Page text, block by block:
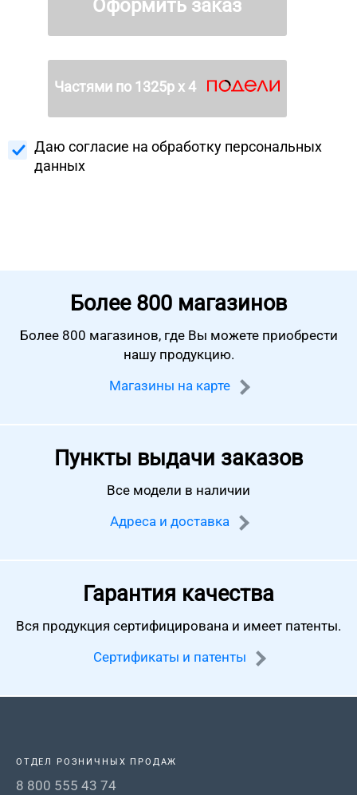
Оформить заказ
Частями по 1325р х 4
Даю согласие на обработку персональных
данных
Более 800 магазинов
Более 800 магазинов, где Вы можете приобрести
нашу продукцию.
Магазины на карте
Пункты выдачи заказов
Все модели в наличии
Адреса и доставка
Гарантия качества
Вся продукция сертифицирована и имеет патенты.
Сертификаты и патенты
ОТДЕЛ РОЗНИЧНЫХ ПРОДАЖ
8 800 555 43 74